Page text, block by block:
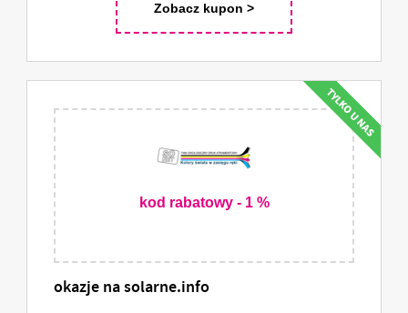
Zobacz kupon >
kod rabatowy - 1 %
okazje na solarne.info